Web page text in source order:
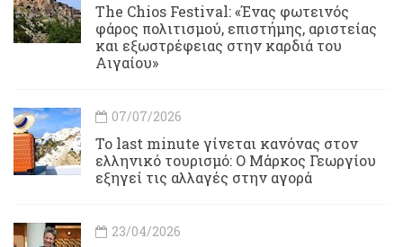
Τhe Chios Festival: «Ένας φωτεινός
φάρος πολιτισμού, επιστήμης, αριστείας
και εξωστρέφειας στην καρδιά του
Αιγαίου»
07/07/2026
Το last minute γίνεται κανόνας στον
ελληνικό τουρισμό: Ο Μάρκος Γεωργίου
εξηγεί τις αλλαγές στην αγορά
23/04/2026